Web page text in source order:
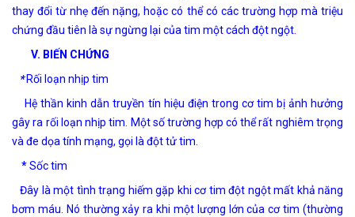
thay đổi từ nhẹ đến nặng, hoặc có thể có các trường hợp mà triệu
chứng đầu tiên là sự ngừng lại của tim một cách đột ngột.
V. BIẾN CHỨNG
*Rối loạn nhịp tim
Hệ thần kinh dẫn truyền tín hiệu điện trong cơ tim bị ảnh hưởng
gây ra rối loạn nhịp tim. Một số trường hợp có thể rất nghiêm trọng
và đe dọa tính mạng, gọi là đột tử tim.
*Sốc tim
Đây là một tình trạng hiếm gặp khi cơ tim đột ngột mất khả năng
bơm máu. Nó thường xảy ra khi một lượng lớn của cơ tim (thường